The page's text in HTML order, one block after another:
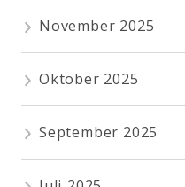
November 2025
Oktober 2025
September 2025